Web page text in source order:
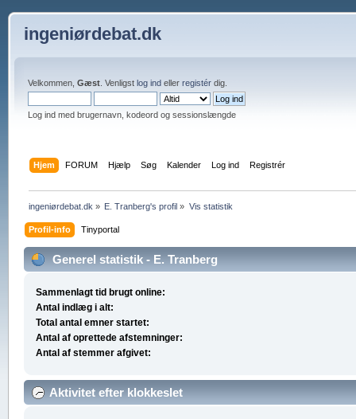
ingeniørdebat.dk
Velkommen, Gæst. Venligst log indeller registérdig.
Log ind med brugernavn, kodeord og sessionslængde
Hjem FORUM Hjælp Søg Kalender Log ind Registrér
ingeniørdebat.dk » E. Tranberg's profil » Vis statistik
Profil-info Tinyportal
Generel statistik - E. Tranberg
Sammenlagt tid brugt online:
Antal indlæg i alt:
Total antal emner startet:
Antal af oprettede afstemninger:
Antal af stemmer afgivet:
Aktivitet efter klokkeslet